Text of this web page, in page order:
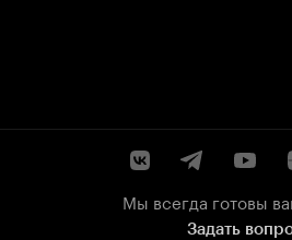
Мы всегда готовы
Задать